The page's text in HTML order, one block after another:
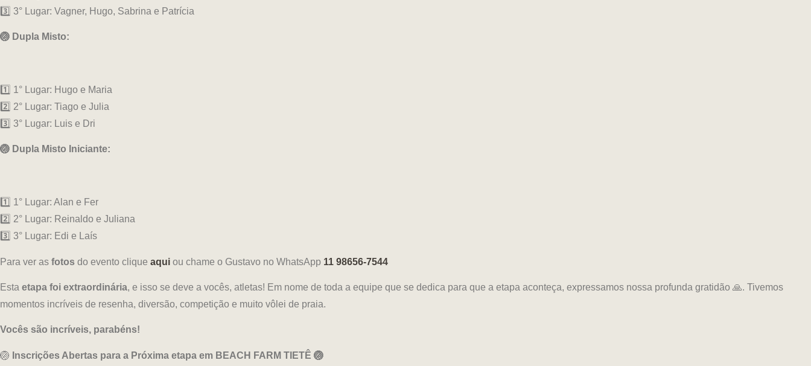
3️⃣ 3° Lugar: Vagner, Hugo, Sabrina e Patrícia
🏐 Dupla Misto:
1️⃣ 1° Lugar: Hugo e Maria
2️⃣ 2° Lugar: Tiago e Julia
3️⃣ 3° Lugar: Luis e Dri
🏐 Dupla Misto Iniciante:
1️⃣ 1° Lugar: Alan e Fer
2️⃣ 2° Lugar: Reinaldo e Juliana
3️⃣ 3° Lugar: Edi e Laís
Para ver as fotos do evento clique aqui ou chame o Gustavo no WhatsApp 11 98656-7544
Esta etapa foi extraordinária, e isso se deve a vocês, atletas! Em nome de toda a equipe que se dedica para que a etapa aconteça, expressamos nossa profunda gratidão 🙏. Tivemos
momentos incríveis de resenha, diversão, competição e muito vôlei de praia.
Vocês são incríveis, parabéns!
🏐 Inscrições Abertas para a Próxima etapa em BEACH FARM TIETÊ 🏐